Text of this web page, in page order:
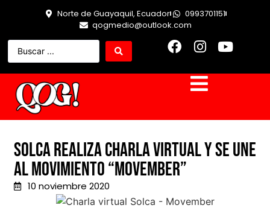
Norte de Guayaquil, Ecuador
0993701151
qogmedio@outlook.com
Solca realiza charla virtual y se une
al movimiento “Movember”
10 noviembre 2020